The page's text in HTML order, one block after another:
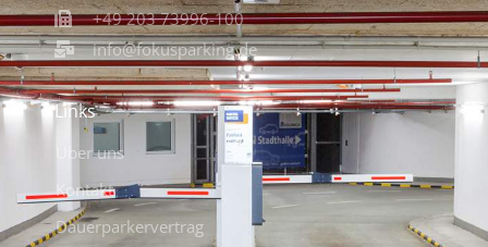
+49 203 73996-100
info@fokusparking.de
Links
Über uns
Kontakt
Dauerparkervertrag